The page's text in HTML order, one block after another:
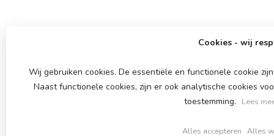
Cookies - wij
Wij gebruiken cookies. De essentiële en functionele cookie
Naast functionele cookies, zijn er ook analytische cookies
toestemming.
Lees
Alles accepteren Alles